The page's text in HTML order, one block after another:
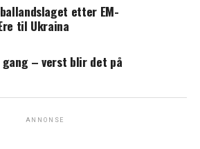
etter EM-
til Ukraina
– verst blir det på
ANNONSE